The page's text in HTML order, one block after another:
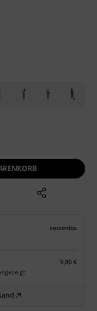
kostenlos
5,90 €